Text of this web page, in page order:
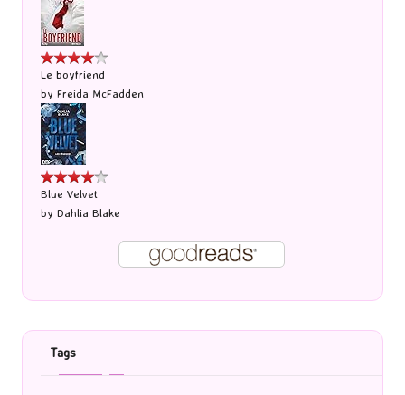
Le boyfriend
by Freida McFadden
Blue Velvet
by Dahlia Blake
Tags